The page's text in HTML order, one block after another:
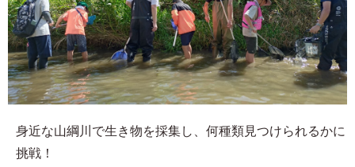
身近な山綱川で生き物を採集し、何種類見つけられるかに
挑戦！